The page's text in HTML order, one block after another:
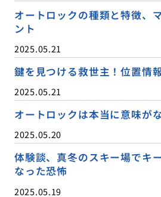
オートロックの種類と特徴、
ント
2025.05.21
鍵を見つける救世主！位置情
2025.05.21
オートロックは本当に意味が
2025.05.20
体験談、真冬のスキー場でキ
なった恐怖
2025.05.19